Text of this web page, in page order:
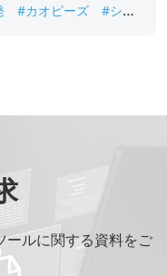
#カオピーズ
#シス
ールに関する資料をご